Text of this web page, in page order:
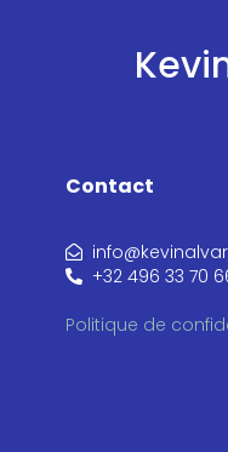
Contact
+32 496 33 70
Politique de